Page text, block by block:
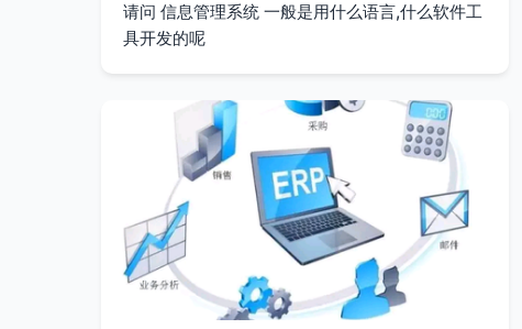
请问 信息管理系统 一般是用什么语言,什么软件工
具开发的呢